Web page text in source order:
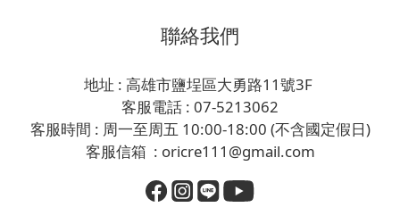
聯絡我們
地址 : 高雄市鹽埕區大勇路11號3F
客服電話 : 07-5213062
客服時間 : 周一至周五 10:00-18:00 (不含國定假日)
客服信箱 : oricre111@gmail.com